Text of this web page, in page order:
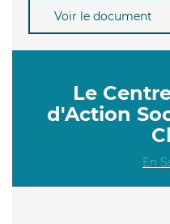
Voir le document
Le
d'Action
En